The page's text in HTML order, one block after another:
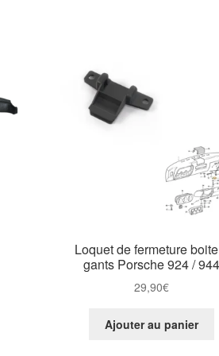
Loquet de fermeture
gants Porsche 924 / 944
29,90€
Ajouter au panier